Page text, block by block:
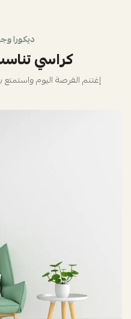
ديكورا
كراسي
إغتنم الفرصة اليوم